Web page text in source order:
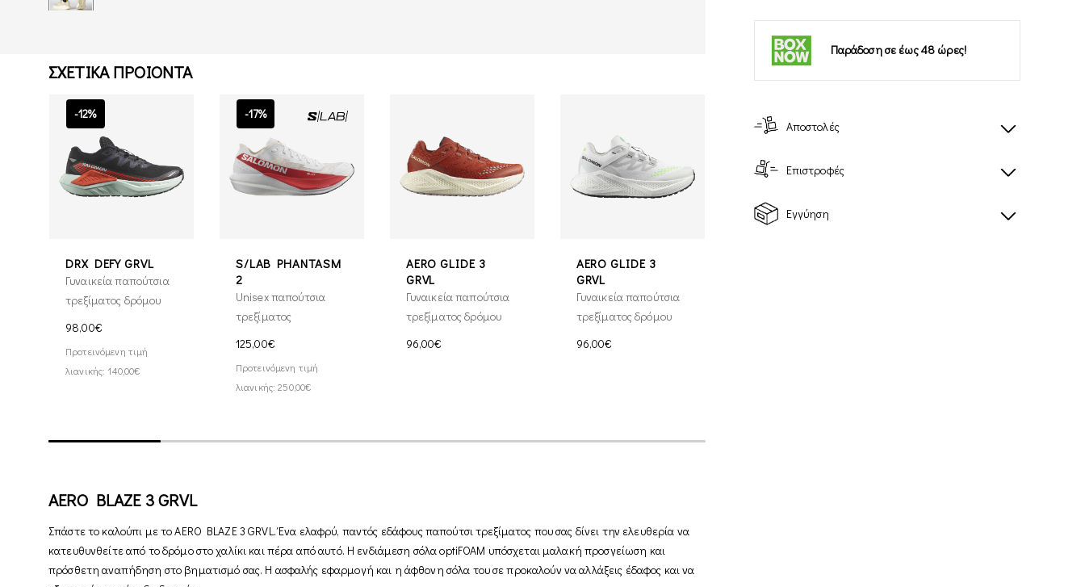
Παράδοση σε έως 48 ώρες!
Αποστολές
Επιστροφές
Εγγύηση
ΣΧΕΤΙΚΑ ΠΡΟΙΟΝΤΑ
-12%
DRX DEFY GRVL
Γυναικεία παπούτσια
τρεξίματος δρόμου
98,00€
Προτεινόμενη τιμή
λιανικής: 140,00€
-17%
S/LAB PHANTASM
2
Unisex παπούτσια
τρεξίματος
125,00€
Προτεινόμενη τιμή
λιανικής: 250,00€
AERO GLIDE 3
GRVL
Γυναικεία παπούτσια
τρεξίματος δρόμου
96,00€
AERO GLIDE 3
GRVL
Γυναικεία παπούτσια
τρεξίματος δρόμου
96,00€
AERO BLAZE 3 GRVL
Σπάστε το καλούπι με το AERO BLAZE 3 GRVL. Ένα ελαφρύ, παντός εδάφους παπούτσι τρεξίματος που σας δίνει την ελευθερία να
κατευθυνθείτε από το δρόμο στο χαλίκι και πέρα από αυτό. Η ενδιάμεση σόλα optiFOAM υπόσχεται μαλακή προσγείωση και
πρόσθετη αναπήδηση στο βηματισμό σας. Η ασφαλής εφαρμογή και η άφθονη σόλα του σε προκαλούν να αλλάξεις έδαφος και να